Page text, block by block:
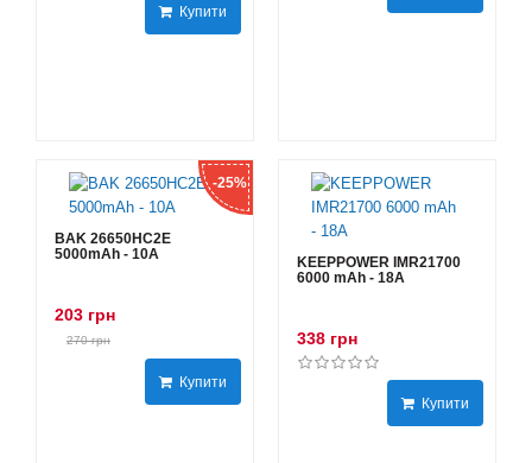
Купити
-25%
BAK 26650HC2E
5000mAh - 10А
203 грн
270 грн
Купити
KEEPPOWER IMR21700
6000 mAh - 18А
338 грн
Купити